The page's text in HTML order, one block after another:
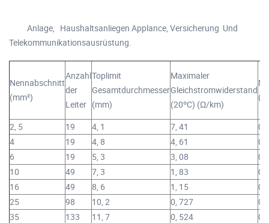
Anlage, Haushaltsanliegen Applance, Versicherung Und
Telekommunikationsausrüstung.
Nennabschnitt
(mm²)
Anzahl
der
Leiter
Toplimit
Gesamtdurchmesser
(mm)
Maximaler
Gleichstromwiderstand
(20ºC) (Ω/km)
2, 5 19 4, 1 7, 41
0,
4
19 4, 8 4, 61
0,
6
19 5, 3 3, 08
0,
10
49 7, 3 1, 83
0,
16
49 8, 6 1, 15
0,
25
98 10, 2 0, 727
0,
35
133 11, 7 0, 524
0,